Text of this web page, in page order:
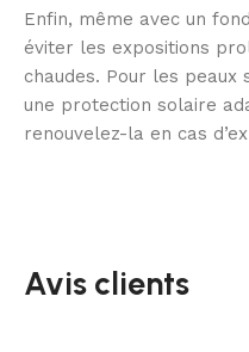
Enfin, même avec un
éviter les expositions
chaudes. Pour les peaux
une protection solaire
renouvelez-la en cas
Avis clients